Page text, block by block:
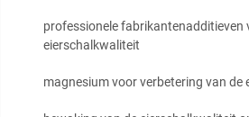
professionele fabrikantenadditieven
eierschalkwaliteit
magnesium voor verbetering van de